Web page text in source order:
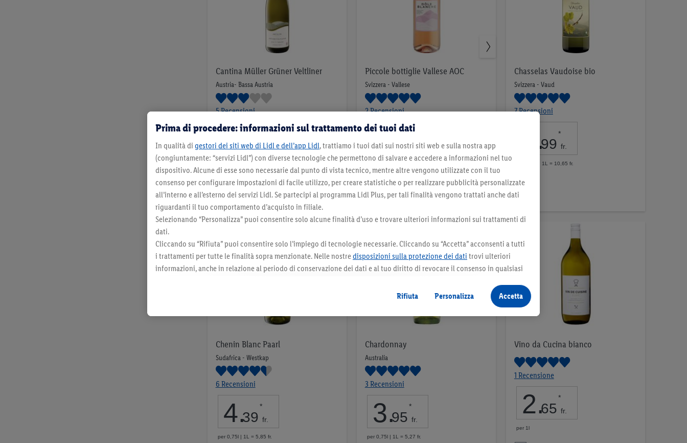
Cantina Müller Grüner Veltliner
Austria- Bassa Austria
5 Recensioni
5.99
*
fr.
per 0,75l | 1L = 7,99 fr.
Nell’elenco
Piccole bottiglie Vallese AOC
Svizzera - Vallese
2 Recensioni
2.69
*
fr.
Nell’elenco
Chasselas Vaudoise bio
Svizzera - Vaud
7 Recensioni
.
99
*
fr.
per 0,75l | 1L = 10,65 fr.
Chenin Blanc Paarl
Sudafrica - Westkap
6 Recensioni
4.39
*
fr.
per 0,75l | 1L = 5,85 fr.
Chardonnay
Australia
3 Recensioni
3.95
*
fr.
per 0,75l | 1L = 5,27 fr.
Vino da Cucina bianco
1 Recensione
2.65
*
fr.
per 1l
Prima di procedere: informazioni sul trattamento dei tuoi dati
In qualità di gestori dei siti web di Lidl e dell’app Lidl, trattiamo i tuoi dati sui nostri siti web e sulla nostra app
(congiuntamente: “servizi Lidl”) con diverse tecnologie che permettono di salvare e accedere a informazioni nel tuo
dispositivo. Alcune di esse sono necessarie dal punto di vista tecnico, mentre altre vengono utilizzate con il tuo
consenso per configurare impostazioni di facile utilizzo, per creare statistiche o per realizzare pubblicità personalizzate
all’interno e all’esterno dei servizi Lidl. Se partecipi al programma Lidl Plus, per tali finalità vengono trattati anche dati
riguardanti il tuo comportamento d’acquisto in filiale.
Selezionando “Personalizza” puoi consentire solo alcune finalità d’uso e trovare ulteriori informazioni sui trattamenti di
dati.
Cliccando su “Rifiuta” puoi consentire solo l’impiego di tecnologie necessarie. Cliccando su “Accetta” acconsenti a tutti
i trattamenti per tutte le finalità sopra menzionate. Nelle nostredisposizioni sulla protezione dei dati trovi ulteriori
informazioni, anche in relazione al periodo di conservazione dei dati e al tuo diritto di revocare il consenso in qualsiasi
Rifiuta
Personalizza Accetta